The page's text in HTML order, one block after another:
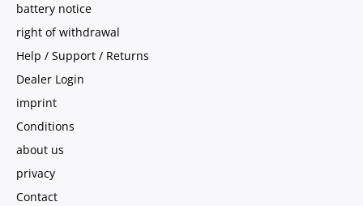
battery notice
right of withdrawal
Help / Support / Returns
Dealer Login
imprint
Conditions
about us
privacy
Contact